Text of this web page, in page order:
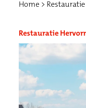
Home
Restauratie